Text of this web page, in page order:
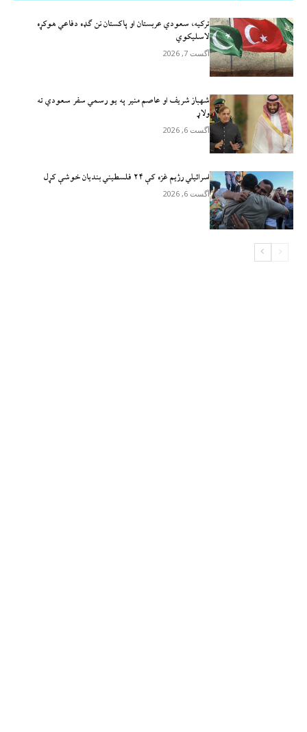
ترکیه، سعودي عربستان او پاکستان نن ګډه دفاعي هوکړه
لاسلیکوي
آگست 7, 2026
شهباز شریف او عاصم منیر په یو رسمي سفر سعودي ته
ولاړ
آگست 6, 2026
اسرائيلي رژيم غزه کې ۲۴ فلسطیني بندیان خوشې کړل
آگست 6, 2026